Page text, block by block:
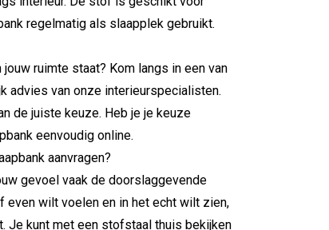
regelmatig als slaapplek gebruikt.
ruimte staat? Kom langs in een van
advies van onze interieurspecialisten.
de juiste keuze. Heb je je keuze
eenvoudig online.
aanvragen?
gevoel vaak de doorslaggevende
even wilt voelen en in het echt wilt zien,
Je kunt met een stofstaal thuis bekijken